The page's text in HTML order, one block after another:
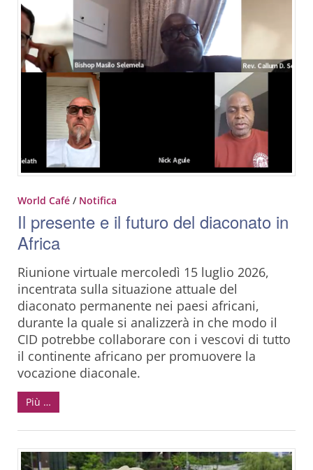
World Café / Notifica
Il presente e il futuro del diaconato in
Africa
Riunione virtuale mercoledì 15 luglio 2026,
incentrata sulla situazione attuale del
diaconato permanente nei paesi africani,
durante la quale si analizzerà in che modo il
CID potrebbe collaborare con i vescovi di tutto
il continente africano per promuovere la
vocazione diaconale.
Più …